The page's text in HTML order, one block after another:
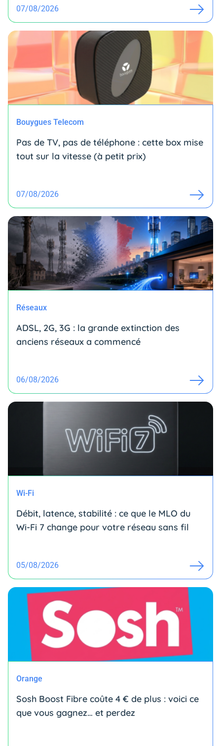
07/08/2026
Bouygues Telecom
Pas de TV, pas de téléphone : cette box mise
tout sur la vitesse (à petit prix)
07/08/2026
Réseaux
ADSL, 2G, 3G : la grande extinction des
anciens réseaux a commencé
06/08/2026
Wi-Fi
Débit, latence, stabilité : ce que le MLO du
Wi-Fi 7 change pour votre réseau sans fil
05/08/2026
Orange
Sosh Boost Fibre coûte 4 € de plus : voici ce
que vous gagnez… et perdez